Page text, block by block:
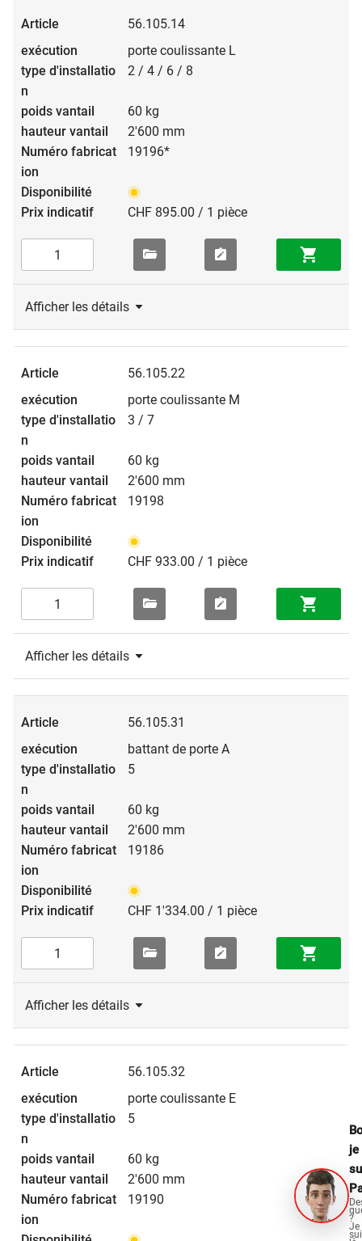
56.105.14
porte coulissante L
2 / 4 / 6 / 8
60 kg
2'600 mm
19196*
CHF 895.00 / 1 pièce
Afficher les détails
56.105.22
porte coulissante M
3 / 7
60 kg
2'600 mm
19198
CHF 933.00 / 1 pièce
Afficher les détails
56.105.31
battant de porte A
5
60 kg
2'600 mm
19186
CHF 1'334.00 / 1 pièce
Afficher les détails
56.105.32
porte coulissante E
5
60 kg
2'600 mm
19190
je
?
Je